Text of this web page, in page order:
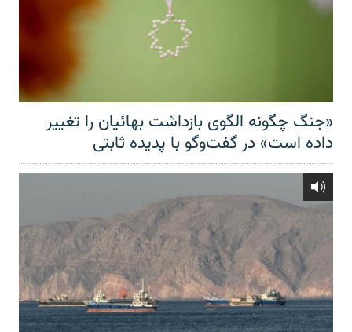
«جنگ چگونه الگوی بازداشت بهائیان را تغییر
داده است» در گفت‌وگو با پدیده ثابتی